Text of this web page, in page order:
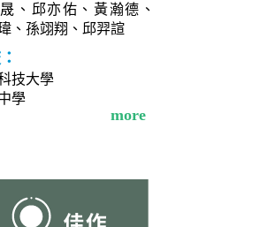
、邱亦佑、黃瀚德、
、孫翊翔、邱羿諠
技大學
學
more